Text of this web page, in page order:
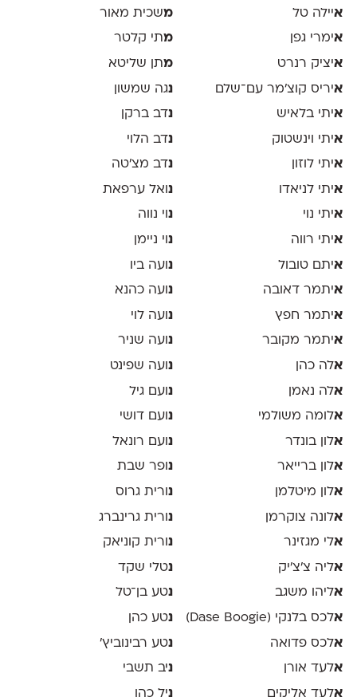
איילה טל
אימרי גפן
איציק רנרט
איריס קוצ׳מר עם־שלם
איתי בלאיש
איתי וינשטוק
איתי לוזון
איתי לניאדו
איתי נוי
איתי רווה
איתם טובול
איתמר דאובה
איתמר חפץ
איתמר מקובר
אלה כהן
אלה נאמן
אלומה משולמי
אלון בונדר
אלון ברייאר
אלון מיטלמן
אלונה צוקרמן
אלי מגזינר
אליה צ׳צ׳יק
אליהו משגב
אלכס בלנקי (Dase Boogie)
אלכס פדואה
אלעד אורן
אלעד אליקים
משכית מאור
מתי קלטר
מתן שליטא
נגה שמשון
נדב ברקן
נדב הלוי
נדב מצ׳טה
נ ואל ערפאת
נוי נווה
נ וי ניימן
נ ועה ביו
נועה כהנא
נ ועה לוי
נועה שניר
נ ועה שפינט
נ ועם גיל
נועם דושי
נ ועם רונאל
נופר שבת
נ ורית גרוס
נ ורית גרינברג
נורית קוניאק
נטלי שקד
נטע בן־טל
נטע כהן
נטע רבינוביץ׳
ניב תשבי
ניל כהן